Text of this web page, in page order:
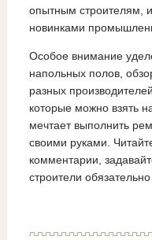
опытным строителям,
новинками
Особое внимание
напольных полов,
разных
которые можно взять
мечтает выполнить
своими руками.
комментарии,
строители